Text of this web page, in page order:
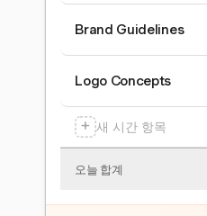
Brand Guidelines
Logo Concepts
+ 새 시간 항목
오늘 합계